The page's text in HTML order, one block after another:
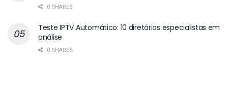
0 SHARES
Teste IPTV Automático: 10 diretórios especialistas em
análise
0 SHARES